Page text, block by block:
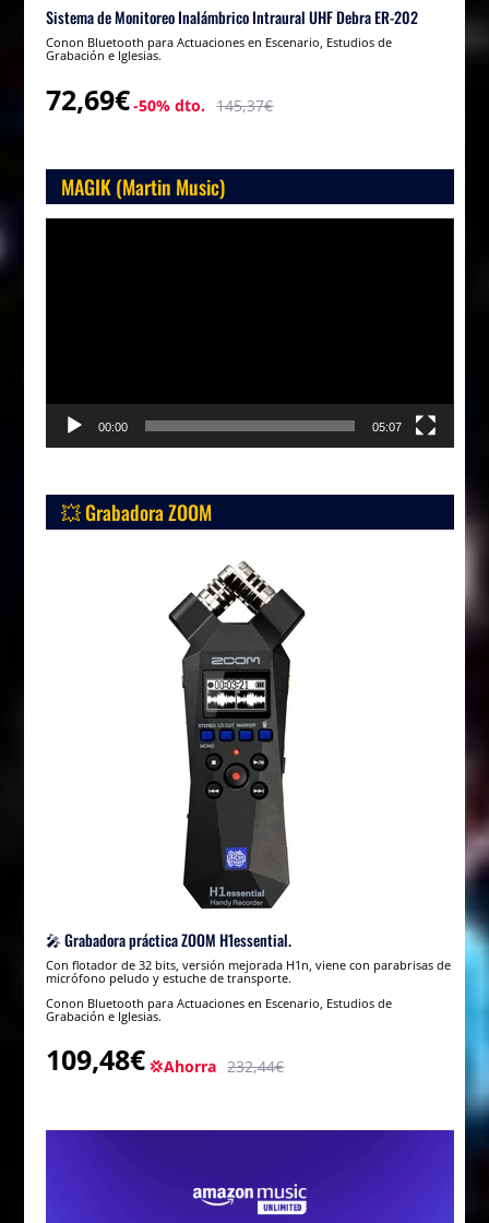
Sistema de Monitoreo Inalámbrico Intraural UHF Debra ER-202
Conon Bluetooth para Actuaciones en Escenario, Estudios de
Grabación e Iglesias.
72,69€-50% dto. 145,37€
MAGIK (Martin Music)
00:00 05:07
💥 Grabadora ZOOM
🎤 Grabadora práctica ZOOM H1essential.
Con flotador de 32 bits, versión mejorada H1n, viene con parabrisas de
micrófono peludo y estuche de transporte.
Conon Bluetooth para Actuaciones en Escenario, Estudios de
Grabación e Iglesias.
109,48€ 💢Ahorra 232,44€